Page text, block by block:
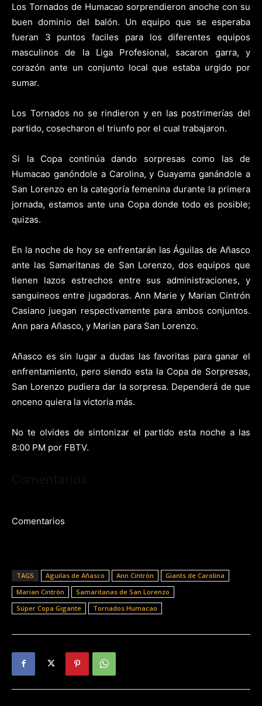
Los Tornados de Humacao sorprendieron anoche con su
buen dominio del balón. Un equipo que se esperaba
fueran 3 puntos faciles para los diferentes equipos
masculinos de la Liga Profesional, sacaron garra, y
corazón ante un conjunto local que estaba urgido por
sumar.
Los Tornados no se rindieron y en las postrimerías del
partido, cosecharon el triunfo por el cual trabajaron.
Si la Copa continúa dando sorpresas como las de
Humacao ganóndole a Carolina, y Guayama ganándole a
San Lorenzo en la categoría femenina durante la primera
jornada, estamos ante una Copa donde todo es posible;
quizas.
En la noche de hoy se enfrentarán las Águilas de Añasco
ante las Samaritanas de San Lorenzo, dos equipos que
tienen lazos estrechos entre sus administraciones, y
sanguineos entre jugadoras. Ann Marie y Marian Cintrón
Casiano juegan respectivamente para ambos conjuntos.
Ann para Añasco, y Marian para San Lorenzo.
Añasco es sin lugar a dudas las favoritas para ganar el
enfrentamiento, pero siendo esta la Copa de Sorpresas,
San Lorenzo pudiera dar la sorpresa. Dependerá de que
onceno quiera la victoria más.
No te olvides de sintonizar el partido esta noche a las
8:00 PM por FBTV.
Comentarios
TAGS Aguilas de Añasco Ann Cintrón
Giants de Carolina
Marian Cintrón
Samaritanas de San Lorenzo
Súper Copa Gigante
Tornados Humacao